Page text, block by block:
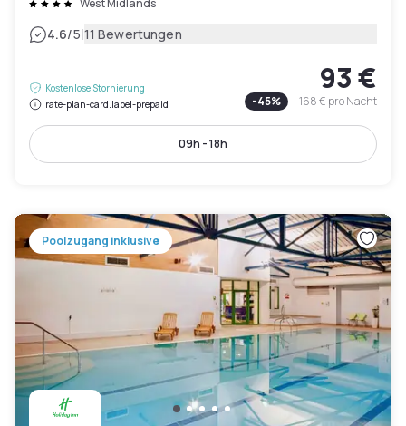
West Midlands
4.6/5|11 Bewertungen
Kostenlose Stornierung
rate-plan-card.label-prepaid
93 €
-45% 168 €pro Nacht
09h - 18h
Poolzugang inklusive